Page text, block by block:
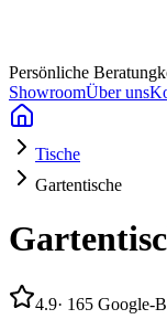
Persönliche Beratung
ShowroomÜber uns
Tische
Gartentische
4.9· 165 Google-